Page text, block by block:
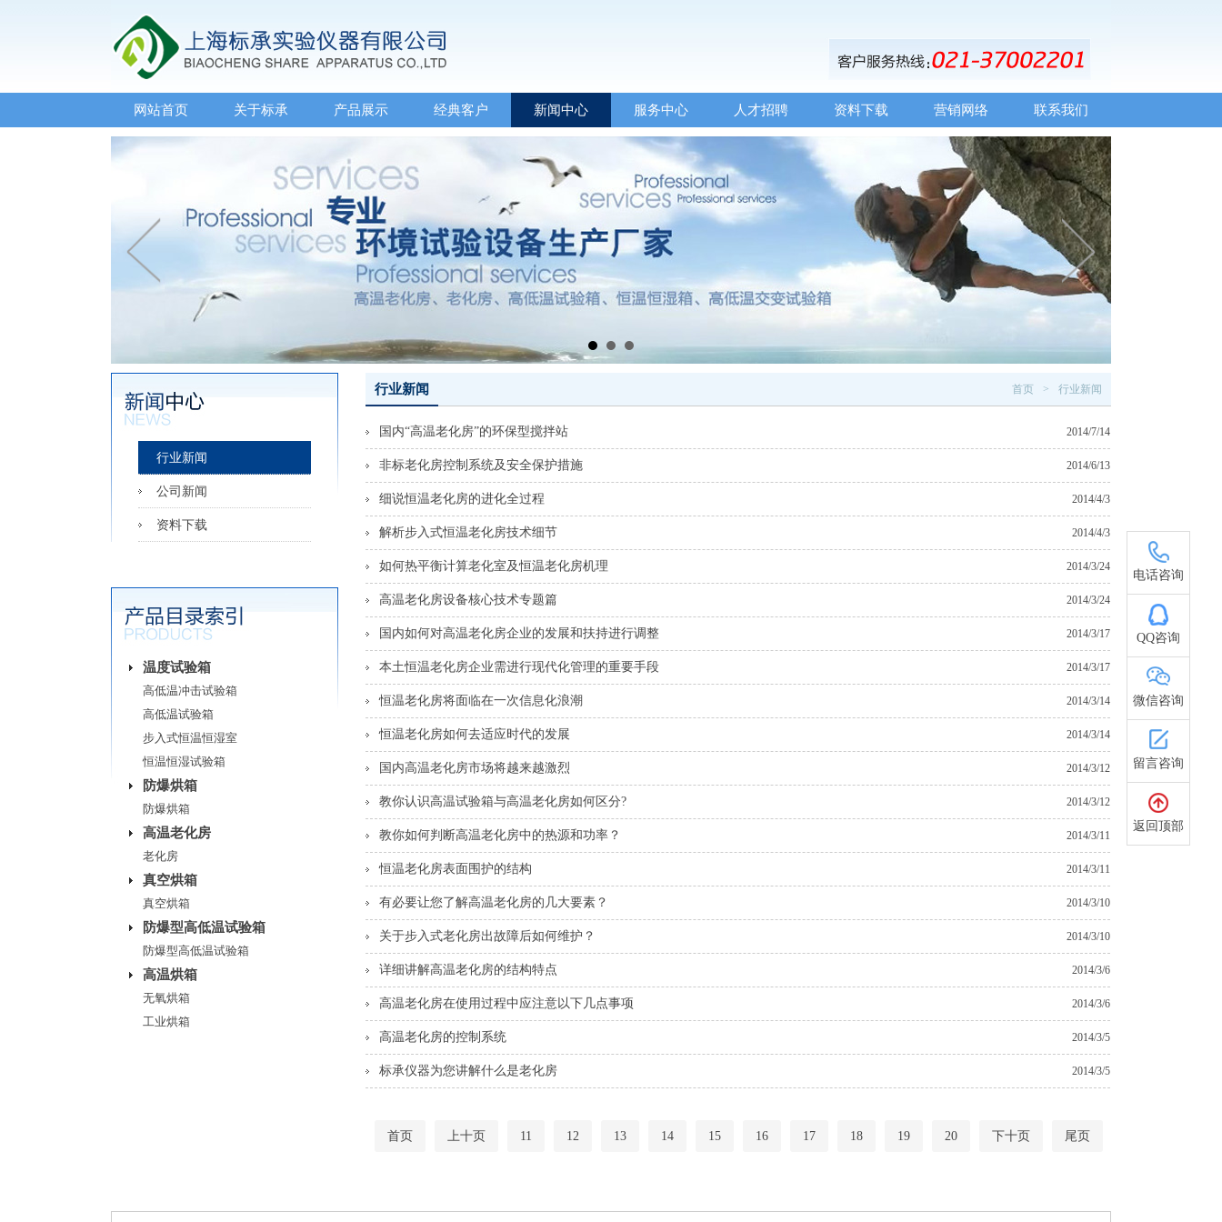
网站首页 关于标承 产品展示 经典客户 新闻中心 服务中心 人才招聘 资料下载 营销网络 联系我们
行业新闻
公司新闻
资料下载
温度试验箱
高低温冲击试验箱
高低温试验箱
步入式恒温恒湿室
恒温恒湿试验箱
防爆烘箱
防爆烘箱
高温老化房
老化房
真空烘箱
真空烘箱
防爆型高低温试验箱
防爆型高低温试验箱
高温烘箱
无氧烘箱
工业烘箱
行业新闻 行业新闻
首页
国内“高温老化房”的环保型搅拌站 2014/7/14
非标老化房控制系统及安全保护措施 2014/6/13
细说恒温老化房的进化全过程 2014/4/3
解析步入式恒温老化房技术细节 2014/4/3
如何热平衡计算老化室及恒温老化房机理 2014/3/24
高温老化房设备核心技术专题篇 2014/3/24
国内如何对高温老化房企业的发展和扶持进行调整 2014/3/17
本土恒温老化房企业需进行现代化管理的重要手段 2014/3/17
恒温老化房将面临在一次信息化浪潮 2014/3/14
恒温老化房如何去适应时代的发展 2014/3/14
国内高温老化房市场将越来越激烈 2014/3/12
教你认识高温试验箱与高温老化房如何区分? 2014/3/12
教你如何判断高温老化房中的热源和功率？ 2014/3/11
恒温老化房表面围护的结构 2014/3/11
有必要让您了解高温老化房的几大要素？ 2014/3/10
关于步入式老化房出故障后如何维护？ 2014/3/10
详细讲解高温老化房的结构特点 2014/3/6
高温老化房在使用过程中应注意以下几点事项 2014/3/6
高温老化房的控制系统 2014/3/5
标承仪器为您讲解什么是老化房 2014/3/5
首页 上十页 11 12 13 14 15 16 17 18 19 20 下十页 尾页
电话咨询
15021616898
QQ咨询
微信咨询
留言咨询
返回顶部